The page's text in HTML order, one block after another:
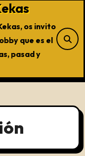
os invito
que es el
pasad y